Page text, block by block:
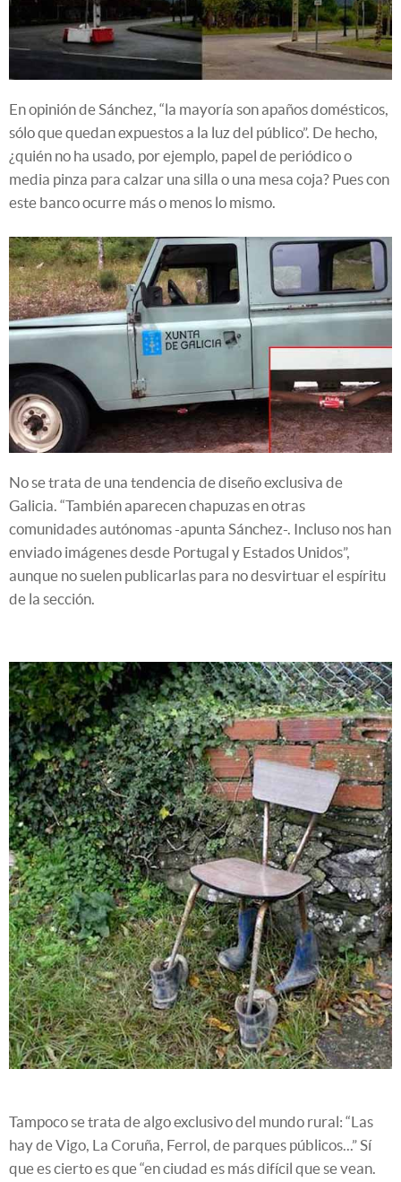
En opinión de Sánchez, “la mayoría son apaños domésticos,
sólo que quedan expuestos a la luz del público”. De hecho,
¿quién no ha usado, por ejemplo, papel de periódico o
media pinza para calzar una silla o una mesa coja? Pues con
este banco ocurre más o menos lo mismo.
No se trata de una tendencia de diseño exclusiva de
Galicia. “También aparecen chapuzas en otras
comunidades autónomas -apunta Sánchez-. Incluso nos han
enviado imágenes desde Portugal y Estados Unidos”,
aunque no suelen publicarlas para no desvirtuar el espíritu
de la sección.
Tampoco se trata de algo exclusivo del mundo rural: “Las
hay de Vigo, La Coruña, Ferrol, de parques públicos...” Sí
que es cierto es que “en ciudad es más difícil que se vean.